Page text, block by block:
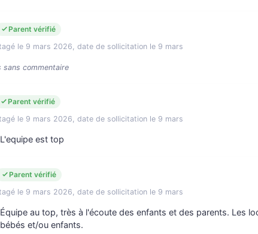
Parent vérifié
le 9 mars 2026, date de sollicitation le 9 mars
sans commentaire
Parent vérifié
le 9 mars 2026, date de sollicitation le 9 mars
L'equipe est top
Parent vérifié
le 9 mars 2026, date de sollicitation le 9 mars
Équipe au top, très à l'écoute des enfants et des parents. Les
bébés et/ou enfants.